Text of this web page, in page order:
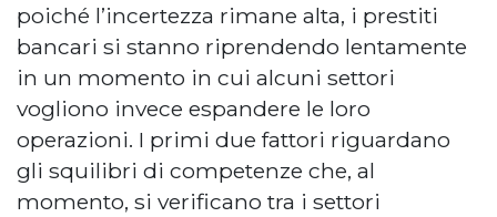
poiché l’incertezza rimane alta, i prestiti
bancari si stanno riprendendo lentamente
in un momento in cui alcuni settori
vogliono invece espandere le loro
operazioni. I primi due fattori riguardano
gli squilibri di competenze che, al
momento, si verificano tra i settori